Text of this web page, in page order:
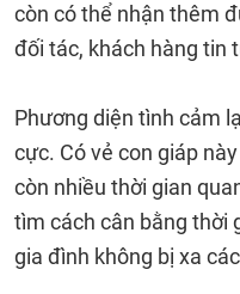
còn có thể nhận thêm
đối tác, khách hàng tin
Phương diện tình cảm
cực. Có vẻ con giáp
còn nhiều thời gian
tìm cách cân bằng thời
gia đình không bị xa